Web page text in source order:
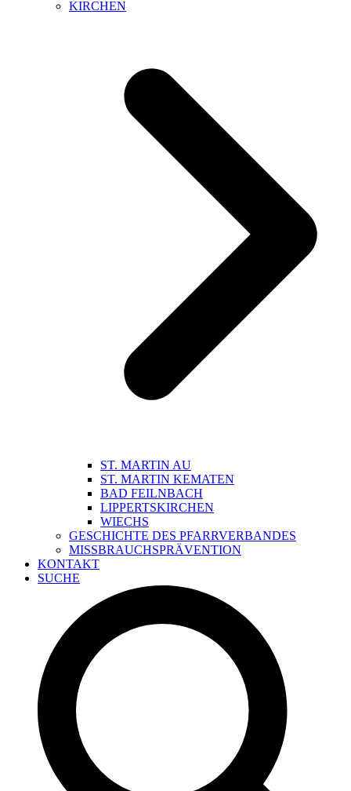
KIRCHEN
ST. MARTIN AU
ST. MARTIN KEMATEN
BAD FEILNBACH
LIPPERTSKIRCHEN
WIECHS
GESCHICHTE DES PFARRVERBANDES
MISSBRAUCHSPRÄVENTION
KONTAKT
SUCHE